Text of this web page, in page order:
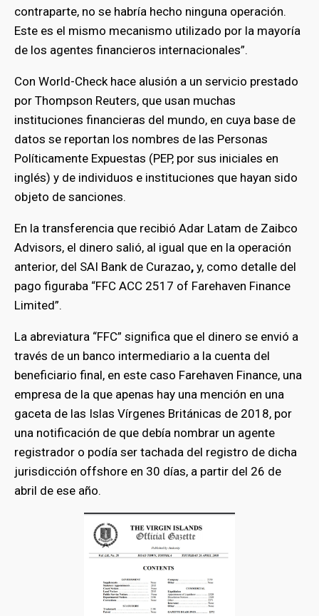
contraparte, no se habría hecho ninguna operación.
Este es el mismo mecanismo utilizado por la mayoría
de los agentes financieros internacionales”.
Con World-Check hace alusión a un servicio prestado
por Thompson Reuters, que usan muchas
instituciones financieras del mundo, en cuya base de
datos se reportan los nombres de las Personas
Políticamente Expuestas (PEP, por sus iniciales en
inglés) y de individuos e instituciones que hayan sido
objeto de sanciones.
En la transferencia que recibió Adar Latam de Zaibco
Advisors, el dinero salió, al igual que en la operación
anterior, del SAI Bank de Curazao, y, como detalle del
pago figuraba “FFC ACC 2517 of Farehaven Finance
Limited”.
La abreviatura “FFC” significa que el dinero se envió a
través de un banco intermediario a la cuenta del
beneficiario final, en este caso Farehaven Finance, una
empresa de la que apenas hay una mención en una
gaceta de las Islas Vírgenes Británicas de 2018, por
una notificación de que debía nombrar un agente
registrador o podía ser tachada del registro de dicha
jurisdicción offshore en 30 días, a partir del 26 de
abril de ese año.